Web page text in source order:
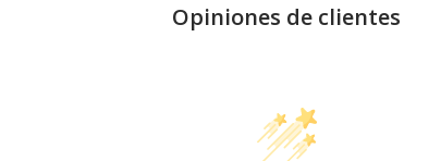
Opiniones de clientes